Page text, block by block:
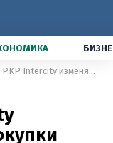
Польская PKP Intercity изменяет правила покупки билетов: что обновили и какие функции теперь доступны